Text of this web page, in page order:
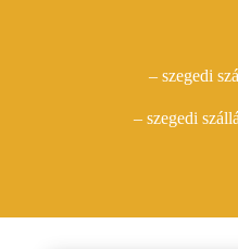
– szegedi
– szegedi